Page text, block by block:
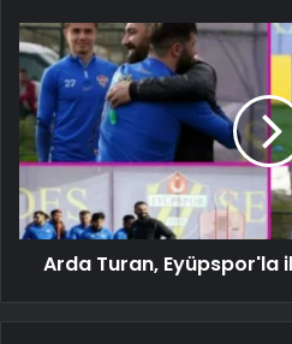
Arda Turan, Eyüpspor'la